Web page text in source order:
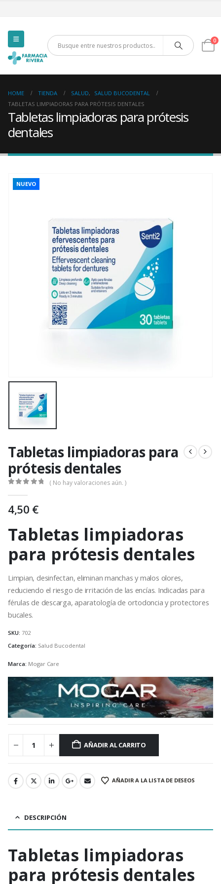
0
HOME TIENDA SALUD,
SALUD BUCODENTAL
TABLETAS LIMPIADORAS PARA PRÓTESIS DENTALES
Tabletas limpiadoras para prótesis
dentales
NUEVO
Tabletas limpiadoras para
prótesis dentales
( No hay valoraciones aún. )
4,50 €
Tabletas limpiadoras
para prótesis dentales
Limpian, desinfectan, eliminan manchas y malos olores,
reduciendo el riesgo de irritación de las encías. Indicadas para
férulas de descarga, aparatología de ortodoncia y protectores
bucales.
SKU: 702
Categoría: Salud Bucodental
Marca: Mogar Care
AÑADIR AL CARRITO
AÑADIR A LA LISTA DE DESEOS
DESCRIPCIÓN
Tabletas limpiadoras
para prótesis dentales